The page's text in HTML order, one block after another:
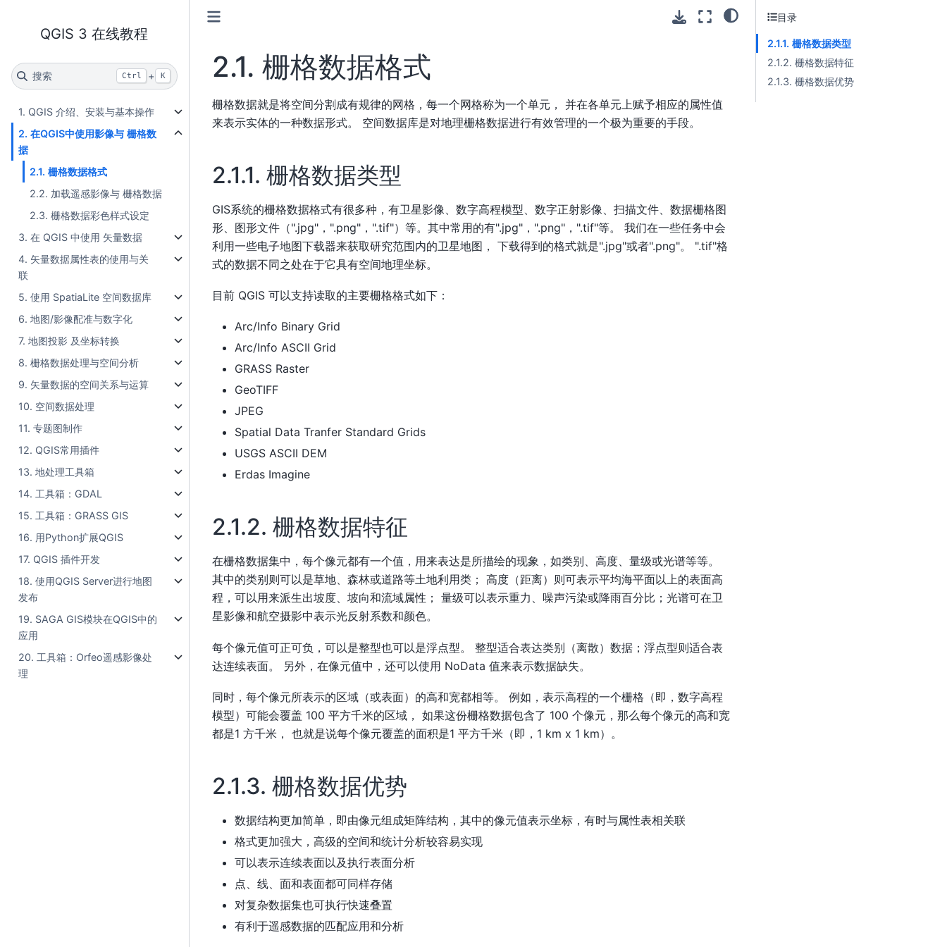
QGIS 3 在线教程
搜索 Ctrl + K
1. QGIS 介绍、安装与基本操作
2. 在QGIS中使用影像与 栅格数
据
2.1. 栅格数据格式
2.2. 加载遥感影像与 栅格数据
2.3. 栅格数据彩色样式设定
3. 在 QGIS 中使用 矢量数据
4. 矢量数据属性表的使用与关
联
5. 使用 SpatiaLite 空间数据库
6. 地图/影像配准与数字化
7. 地图投影 及坐标转换
8. 栅格数据处理与空间分析
9. 矢量数据的空间关系与运算
10. 空间数据处理
11. 专题图制作
12. QGIS常用插件
13. 地处理工具箱
14. 工具箱：GDAL
15. 工具箱：GRASS GIS
16. 用Python扩展QGIS
17. QGIS 插件开发
18. 使用QGIS Server进行地图
发布
19. SAGA GIS模块在QGIS中的
应用
20. 工具箱：Orfeo遥感影像处
理
2.1. 栅格数据格式
栅格数据就是将空间分割成有规律的网格，每一个网格称为一个单元， 并在各单元上赋予相应的属性值
来表示实体的一种数据形式。 空间数据库是对地理栅格数据进行有效管理的一个极为重要的手段。
2.1.1. 栅格数据类型
GIS系统的栅格数据格式有很多种，有卫星影像、数字高程模型、数字正射影像、扫描文件、数据栅格图
形、图形文件（".jpg"，".png"，".tif"）等。其中常用的有".jpg"，".png"，".tif"等。 我们在一些任务中会
利用一些电子地图下载器来获取研究范围内的卫星地图， 下载得到的格式就是".jpg"或者".png"。 ".tif"格
式的数据不同之处在于它具有空间地理坐标。
目前 QGIS 可以支持读取的主要栅格格式如下：
Arc/Info Binary Grid
Arc/Info ASCII Grid
GRASS Raster
GeoTIFF
JPEG
Spatial Data Tranfer Standard Grids
USGS ASCII DEM
Erdas Imagine
2.1.2. 栅格数据特征
在栅格数据集中，每个像元都有一个值，用来表达是所描绘的现象，如类别、高度、量级或光谱等等。
其中的类别则可以是草地、森林或道路等土地利用类； 高度（距离）则可表示平均海平面以上的表面高
程，可以用来派生出坡度、坡向和流域属性； 量级可以表示重力、噪声污染或降雨百分比；光谱可在卫
星影像和航空摄影中表示光反射系数和颜色。
每个像元值可正可负，可以是整型也可以是浮点型。 整型适合表达类别（离散）数据；浮点型则适合表
达连续表面。 另外，在像元值中，还可以使用 NoData 值来表示数据缺失。
同时，每个像元所表示的区域（或表面）的高和宽都相等。 例如，表示高程的一个栅格（即，数字高程
模型）可能会覆盖 100 平方千米的区域， 如果这份栅格数据包含了 100 个像元，那么每个像元的高和宽
都是1 方千米， 也就是说每个像元覆盖的面积是1 平方千米（即，1 km x 1 km）。
2.1.3. 栅格数据优势
数据结构更加简单，即由像元组成矩阵结构，其中的像元值表示坐标，有时与属性表相关联
格式更加强大，高级的空间和统计分析较容易实现
可以表示连续表面以及执行表面分析
点、线、面和表面都可同样存储
对复杂数据集也可执行快速叠置
有利于遥感数据的匹配应用和分析
目录
2.1.1. 栅格数据类型
2.1.2. 栅格数据特征
2.1.3. 栅格数据优势